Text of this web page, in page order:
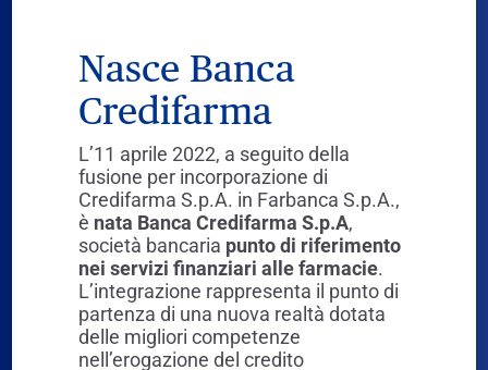
La Banca con la
ricetta giusta per
la tua farmacia
Nasce Banca
Credifarma
L’11 aprile 2022, a seguito della
fusione per incorporazione di
Credifarma S.p.A. in Farbanca S.p.A.,
è nata Banca Credifarma S.p.A,
società bancaria punto di riferimento
nei servizi finanziari alle farmacie.
L’integrazione rappresenta il punto di
partenza di una nuova realtà dotata
delle migliori competenze
nell’erogazione del credito